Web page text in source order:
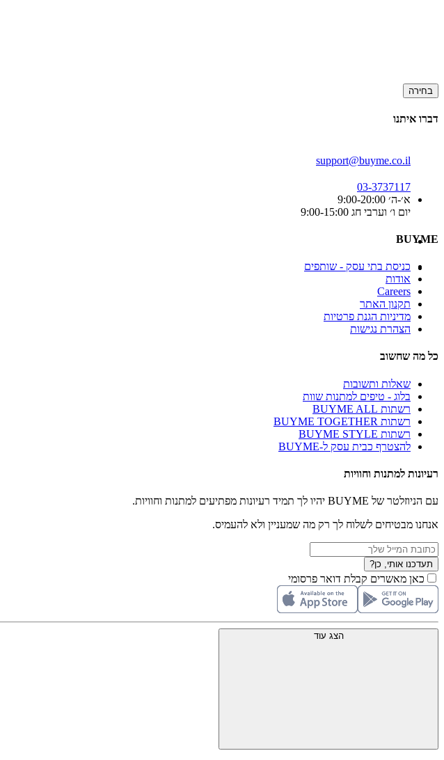
בחירה
דברו איתנו
support@buyme.co.il
03-3737117
א׳-ה׳ 9:00-20:00
יום ו׳ וערבי חג 9:00-15:00
BUYME
כניסת בתי עסק - שותפים
אודות
Careers
תקנון האתר
מדיניות הגנת פרטיות
הצהרת נגישות
כל מה שחשוב
שאלות ותשובות
בלוג - טיפים למתנות שוות
רשתות BUYME ALL
רשתות BUYME TOGETHER
רשתות BUYME STYLE
להצטרף כבית עסק ל-BUYME
רעיונות למתנות וחוויות
עם הניוזלטר של BUYME יהיו לך תמיד רעיונות מפתיעים למתנות וחוויות.
אנחנו מבטיחים לשלוח לך רק מה שמעניין ולא להעמיס.
תעדכנו אותי, כן?
כאן מאשרים קבלת דואר פרסומי
הצג עוד